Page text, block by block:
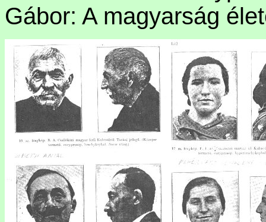
Gábor: A magyarság